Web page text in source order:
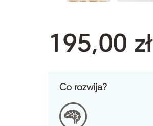
195,00 zł
Co rozwija?